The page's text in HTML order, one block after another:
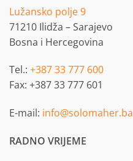
Lužansko polje 9
71210 Ilidža – Sarajevo
Bosna i Hercegovina
Tel.: +387 33 777 600
Fax: +387 33 777 601
E-mail: info@solomaher.ba
RADNO VRIJEME